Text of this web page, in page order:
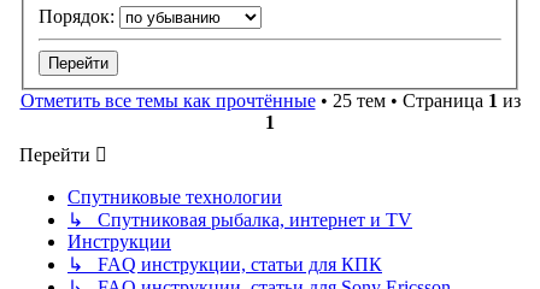
Порядок:
Отметить все темы как прочтённые• 25 тем • Страница 1 из
1
Перейти
Спутниковые технологии
↳ Спутниковая рыбалка, интернет и TV
Инструкции
↳ FAQ инструкции, статьи для КПК